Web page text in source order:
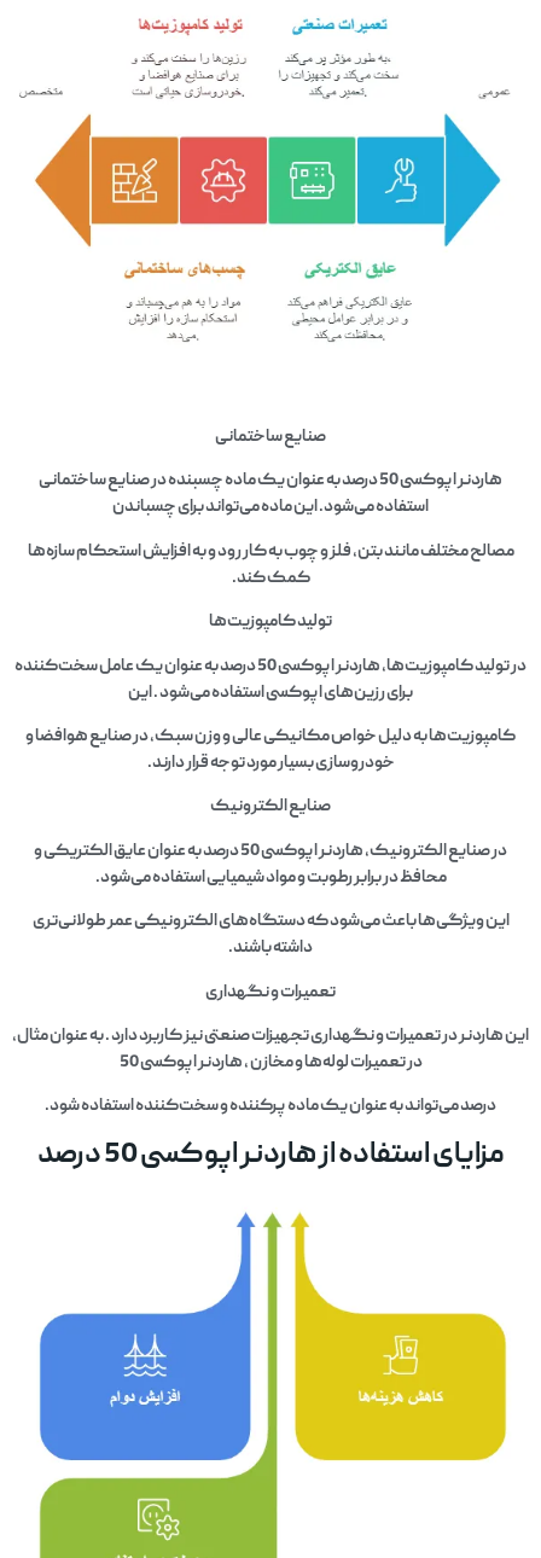
صنایع ساختمانی
هاردنر اپوکسی 50 درصد به عنوان یک ماده چسبنده در صنایع ساختمانی
استفاده می‌شود. این ماده می‌تواند برای چسباندن
مصالح مختلف مانند بتن، فلز و چوب به کار رود و به افزایش استحکام سازه‌ها
کمک کند.
تولید کامپوزیت‌ها
در تولید کامپوزیت‌ها، هاردنر اپوکسی 50 درصد به عنوان یک عامل سخت‌کننده
برای رزین‌های اپوکسی استفاده می‌شود . این
کامپوزیت‌ها به دلیل خواص مکانیکی عالی و وزن سبک، در صنایع هوافضا و
خودروسازی بسیار مورد توجه قرار دارند.
صنایع الکترونیک
در صنایع الکترونیک، هاردنر اپوکسی 50 درصد به عنوان عایق الکتریکی و
محافظ در برابر رطوبت و مواد شیمیایی استفاده می‌شود.
این ویژگی‌ها باعث می‌شود که دستگاه‌های الکترونیکی عمر طولانی‌تری
داشته باشند.
تعمیرات و نگهداری
این هاردنر در تعمیرات و نگهداری تجهیزات صنعتی نیز کاربرد دارد . به عنوان مثال،
در تعمیرات لوله‌ها و مخازن ، هاردنر اپوکسی 50
درصد می‌تواند به عنوان یک ماده پرکننده و سخت‌کننده استفاده شود.
مزایای استفاده از هاردنر اپوکسی 50 درصد